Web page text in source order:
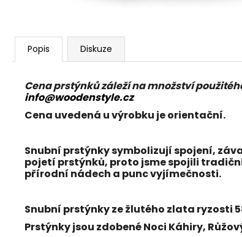
Popis Diskuze
Cena prstýnků záleží na množství
info@woodenstyle.cz
Cena uvedená u výrobku je orientační.
Snubní prstýnky symbolizují spojení,
pojetí prstýnků, proto jsme spojili
přírodní nádech a punc vyjímečnosti.
Snubní prstýnky ze žlutého zlata ryzosti
Prstýnky jsou zdobenéNoci Káhiry,